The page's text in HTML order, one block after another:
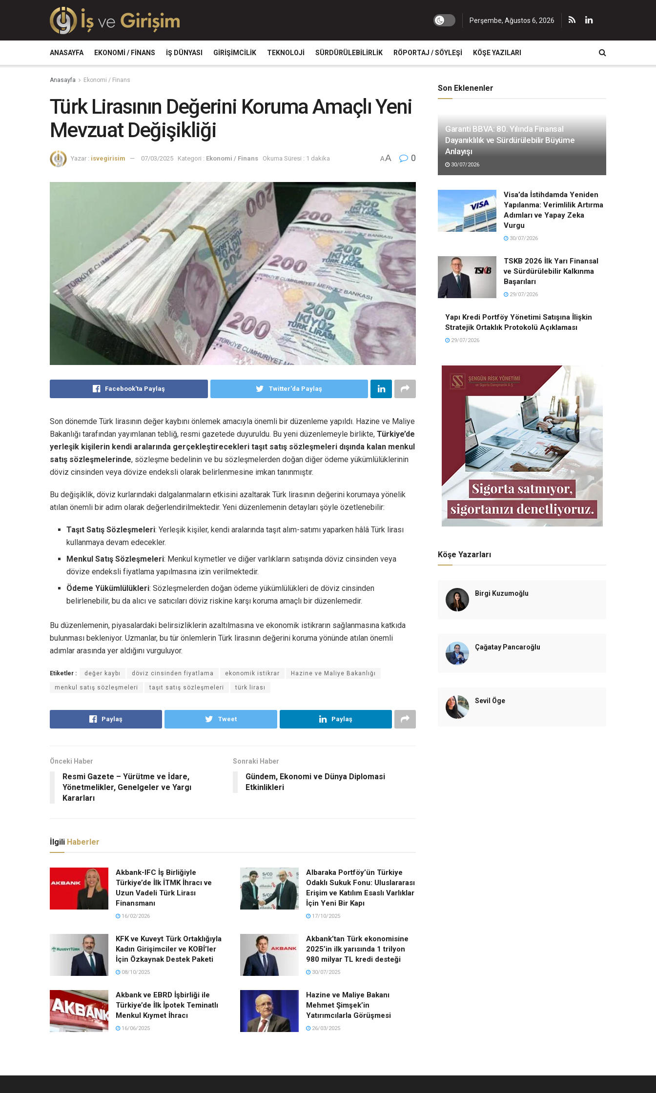
Perşembe, Ağustos 6, 2026
ANASAYFA EKONOMI / FINANS İŞ DÜNYASI GIRIŞIMCILIK TEKNOLOJI SÜRDÜRÜLEBILIRLIK RÖPORTAJ / SÖYLEŞI KÖŞE YAZILARI
Anasayfa Ekonomi / Finans
Türk Lirasının Değerini Koruma Amaçlı Yeni
Mevzuat Değişikliği
Yazar : isvegirisim 07/03/2025 Kategori : Ekonomi / Finans Okuma Süresi : 1 dakika AA 0
Facebook'ta Paylaş Twitter'da Paylaş
Son dönemde Türk lirasının değer kaybını önlemek amacıyla önemli bir düzenleme yapıldı. Hazine ve Maliye
Bakanlığı tarafından yayımlanan tebliğ, resmi gazetede duyuruldu. Bu yeni düzenlemeyle birlikte, Türkiye’de
yerleşik kişilerin kendi aralarında gerçekleştirecekleri taşıt satış sözleşmeleri dışında kalan menkul
satış sözleşmelerinde, sözleşme bedelinin ve bu sözleşmelerden doğan diğer ödeme yükümlülüklerinin
döviz cinsinden veya dövize endeksli olarak belirlenmesine imkan tanınmıştır.
Bu değişiklik, döviz kurlarındaki dalgalanmaların etkisini azaltarak Türk lirasının değerini korumaya yönelik
atılan önemli bir adım olarak değerlendirilmektedir. Yeni düzenlemenin detayları şöyle özetlenebilir:
Taşıt Satış Sözleşmeleri: Yerleşik kişiler, kendi aralarında taşıt alım-satımı yaparken hâlâ Türk lirası
kullanmaya devam edecekler.
Menkul Satış Sözleşmeleri: Menkul kıymetler ve diğer varlıkların satışında döviz cinsinden veya
dövize endeksli fiyatlama yapılmasına izin verilmektedir.
Ödeme Yükümlülükleri: Sözleşmelerden doğan ödeme yükümlülükleri de döviz cinsinden
belirlenebilir, bu da alıcı ve satıcıları döviz riskine karşı koruma amaçlı bir düzenlemedir.
Bu düzenlemenin, piyasalardaki belirsizliklerin azaltılmasına ve ekonomik istikrarın sağlanmasına katkıda
bulunması bekleniyor. Uzmanlar, bu tür önlemlerin Türk lirasının değerini koruma yönünde atılan önemli
adımlar arasında yer aldığını vurguluyor.
Etiketler : değer kaybı döviz cinsinden fiyatlama ekonomik istikrar Hazine ve Maliye Bakanlığı
menkul satış sözleşmeleri taşıt satış sözleşmeleri türk lirası
Paylaş Tweet Paylaş
Önceki Haber
Resmi Gazete – Yürütme ve İdare,
Yönetmelikler, Genelgeler ve Yargı
Kararları
Sonraki Haber
Gündem, Ekonomi ve Dünya Diplomasi
Etkinlikleri
İlgili Haberler
Akbank-IFC İş Birliğiyle
Türkiye’de İlk İTMK İhracı ve
Uzun Vadeli Türk Lirası
Finansmanı
16/02/2026
Albaraka Portföy’ün Türkiye
Odaklı Sukuk Fonu: Uluslararası
Erişim ve Katılım Esaslı Varlıklar
İçin Yeni Bir Kapı
17/10/2025
KFK ve Kuveyt Türk Ortaklığıyla
Kadın Girişimciler ve KOBİ’ler
İçin Özkaynak Destek Paketi
08/10/2025
Akbank’tan Türk ekonomisine
2025’in ilk yarısında 1 trilyon
980 milyar TL kredi desteği
30/07/2025
Akbank ve EBRD İşbirliği ile
Türkiye’de İlk İpotek Teminatlı
Menkul Kıymet İhracı
16/06/2025
Hazine ve Maliye Bakanı
Mehmet Şimşek’in
Yatırımcılarla Görüşmesi
26/03/2025
Son Eklenenler
Garanti BBVA: 80. Yılında Finansal
Dayanıklılık ve Sürdürülebilir Büyüme
Anlayışı
30/07/2026
Visa’da İstihdamda Yeniden
Yapılanma: Verimlilik Artırma
Adımları ve Yapay Zeka
Vurgu
30/07/2026
TSKB 2026 İlk Yarı Finansal
ve Sürdürülebilir Kalkınma
Başarıları
29/07/2026
Yapı Kredi Portföy Yönetimi Satışına İlişkin
Stratejik Ortaklık Protokolü Açıklaması
29/07/2026
Köşe Yazarları
Birgi Kuzumoğlu
Çağatay Pancaroğlu
Sevil Öge